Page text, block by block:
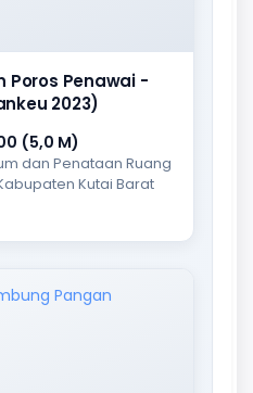
Poros Penawai -
2023)
(5,0 M)
dan Penataan Ruang
Kutai Barat